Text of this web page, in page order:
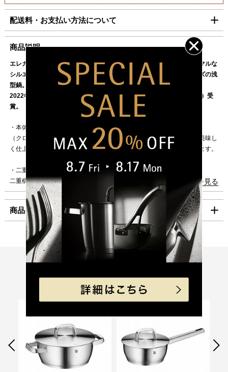
送いたします。
【コンビニ決済をご利用の場合】
8月6日（木）迄の『ご注文及びご入金確認分』は8月7日
（金）迄に順次発送いたします。
上記日時以降のご注文及びご入金確認分につきましては、8月
17日（月）以降の発送となります。
ご迷惑をお掛けいたしますが、何卒ご了承賜りますよう
お願い申し上げます。
配送料・お支払い方法について
■配送料（税込）
北海道 1,100円
東北・関東・信越・
中国・四国 930円
九州
沖縄 1,980円
海外への発送は行っておりません。
「コンパクト便」の送料はこちら。
■お支払方法
「コンパクト便」を選択の場合は、クレジット決済のみのご利用となりま
す。
クレジット決済
一括払のみご利用可能です。
コンビニ決済 セブンイレブン、ローソン、ファミリーマー
ト、ミニストップ、デイリーヤマザキ、セイ
【手数料】
330円（一律）
代金引換
【代金引換手数料】
商品説明
エレガントな円錐形とフラットなステンレス鋼の蓋のなめらかでミニマルな
シルエットが組み合わさった革新的なデザインのステンレス鍋シリーズの浅
型鍋。別売りのスチーマーと合わせれば、蒸し料理も。
2022年度グッドデザイン賞（主催：公益財団法人日本デザイン振興会）受
賞。
・本体にWMFが独自開発した高品質ステンレス素材「Cromargan（R）
（クロマーガン）」を使用。耐久性と保温性に優れた素材は、料理を美味し
く仕上げるだけでなく、錆に強く、銀のような美しい輝きを長く保ちます。
・二重構造のステンレス蓋
二重構造（ダブルウォール）でのステンレス製の蓋は保温性が高くなってい
ます。
・蒸気放出口
蒸気を制御する通気口があり旨みを逃さない設計です。
・中空ハンドル
握りやすい太めのハンドルは調理中も熱くなりにくい構造です。
・底面三層構造
WMF独自のTransTherm（R） universal base（トランサムユニバーサルベ
・液だれしにくい設計のフチ
ソースや汁をお皿に移すときに側面を汚さず便利です。
・目盛り付き
続きを見る
商品の仕様
製品サイズ（寸法）
内寸(mm):280
外寸(mm):295
製品重量（g）:2,830
満水容量(ml):5,700
ッケル）
底面: アルミニウム、ステンレス鋼
こちらもおすすめ